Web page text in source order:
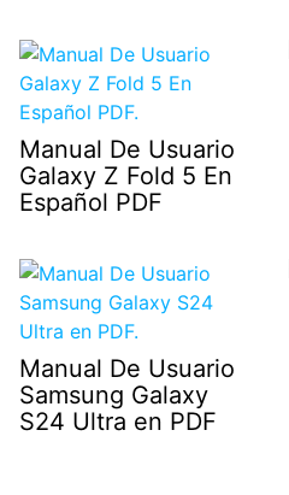
Manual De Usuario
Galaxy Z Fold 5 En
Español PDF
Manual De Usuario
Samsung Galaxy
S24 Ultra en PDF